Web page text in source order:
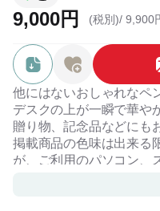
9,000円 (税別)/ 9,900
他にはないおしゃれなペ
デスクの上が一瞬で華や
贈り物、記念品などにも
掲載商品の色味は出来る
が、ご利用のパソコン、
よって、画像の色味が異
革の表面にキズ、色むら